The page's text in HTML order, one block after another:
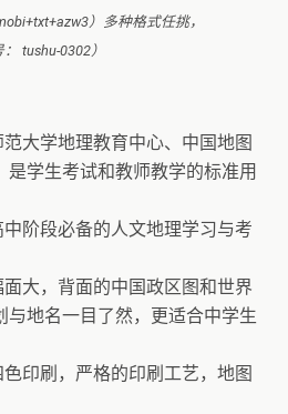
）多种格式任挑，
tushu-0302）
大学地理教育中心、中国地图
是学生考试和教师教学的标准用
阶段必备的人文地理学习与考
大，背面的中国政区图和世界
与地名一目了然，更适合中学生
印刷，严格的印刷工艺，地图